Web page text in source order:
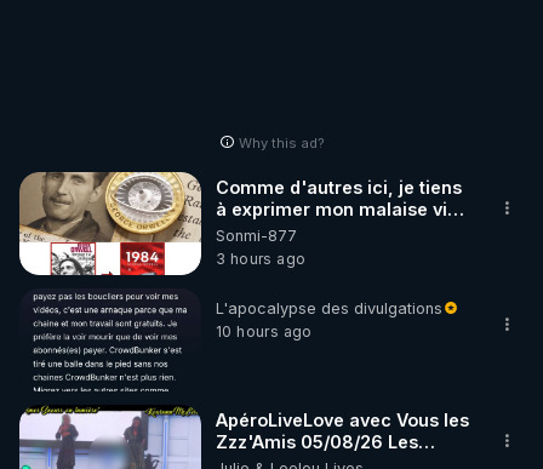
Why this ad?
Comme d'autres ici, je tiens
à exprimer mon malaise vis-
à-vis des choix de l'équipe
CrowdBunker quant à
l'évolution de la plateforme.
véhément que JNN pour
retrouver la fonction
m'est également
insupportable. Aussi, étant
Sonmi-877
3 hours ago
L'apocalypse des divulgations
10 hours ago
ApéroLiveLove avec Vous les
Zzz'Amis 05/08/26 Les
Zzz'Infos Bonheur de Leelou